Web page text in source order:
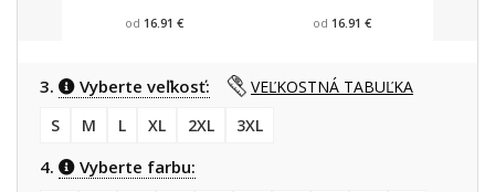
od 16.91 € od 16.91 €
3. Vyberte veľkosť:
VEĽKOSTNÁ TABUĽKA
S
M L XL 2XL 3XL
4. Vyberte farbu: